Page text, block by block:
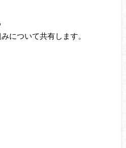
について共有します。